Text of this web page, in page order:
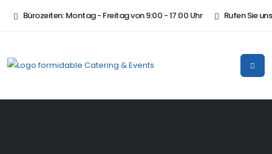
Bürozeiten: Montag - Freitag von 9:00 - 17:00 Uhr Rufen Sie